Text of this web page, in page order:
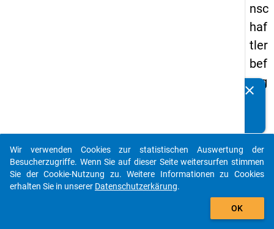
nsc
haf
tler
bef
rag
20
16
8.5
clear
auto_stories
add_shopping_cart
Wir verwenden Cookies zur statistischen Auswertung der
Besucherzugriffe. Wenn Sie auf dieser Seite weitersurfen stimmen
Sie der Cookie-Nutzung zu. Weitere Informationen zu Cookies
erhalten Sie in unserer Datenschutzerkärung.
OK